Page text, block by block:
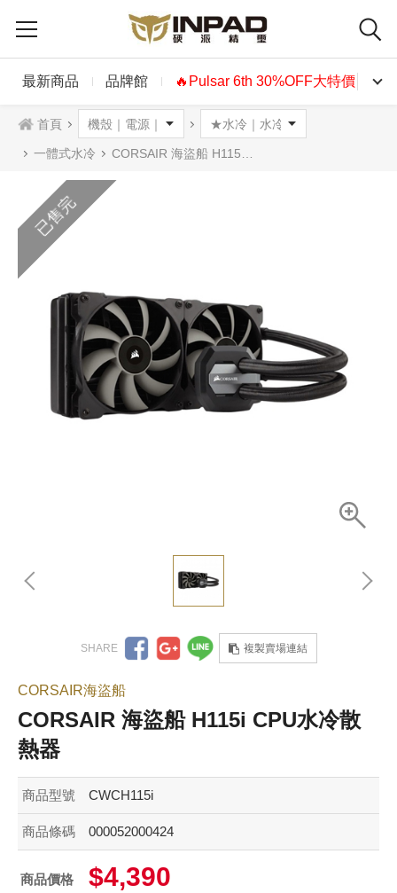
最新商品 品牌館 🔥Pulsar 6th 30%OFF大特價🔥
首頁
一體式水冷 CORSAIR 海盜船 H115i CPU水冷散熱器
已售完
複製賣場連結
CORSAIR海盜船
CORSAIR 海盜船 H115i CPU水冷散
熱器
商品型號 CWCH115i
商品條碼 000052000424
商品價格 $4,390